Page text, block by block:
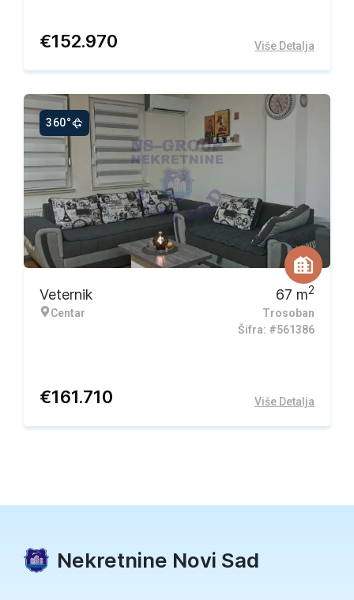
€152.970 Više Detalja
360°
Veternik
Centar
67 m2
Trosoban
Šifra: #561386
€161.710 Više Detalja
Nekretnine Novi Sad